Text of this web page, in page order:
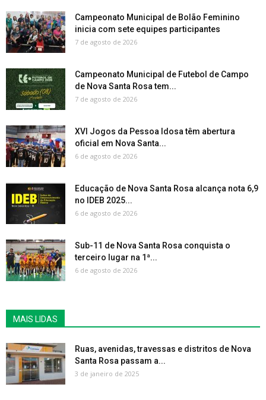
Campeonato Municipal de Bolão Feminino
inicia com sete equipes participantes
7 de agosto de 2026
Campeonato Municipal de Futebol de Campo
de Nova Santa Rosa tem...
7 de agosto de 2026
XVI Jogos da Pessoa Idosa têm abertura
oficial em Nova Santa...
6 de agosto de 2026
Educação de Nova Santa Rosa alcança nota 6,9
no IDEB 2025...
6 de agosto de 2026
Sub-11 de Nova Santa Rosa conquista o
terceiro lugar na 1ª...
6 de agosto de 2026
MAIS LIDAS
Ruas, avenidas, travessas e distritos de Nova
Santa Rosa passam a...
3 de janeiro de 2025